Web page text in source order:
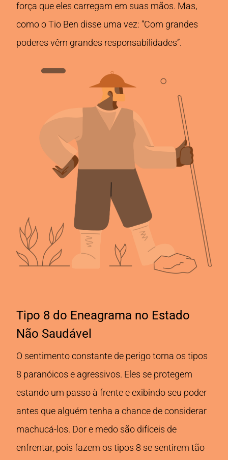
força que eles carregam em suas mãos. Mas,
como o Tio Ben disse uma vez: “Com grandes
poderes vêm grandes responsabilidades”.
Tipo 8 do Eneagrama no Estado
Não Saudável
O sentimento constante de perigo torna os tipos
8 paranóicos e agressivos. Eles se protegem
estando um passo à frente e exibindo seu poder
antes que alguém tenha a chance de considerar
machucá-los. Dor e medo são difíceis de
enfrentar, pois fazem os tipos 8 se sentirem tão